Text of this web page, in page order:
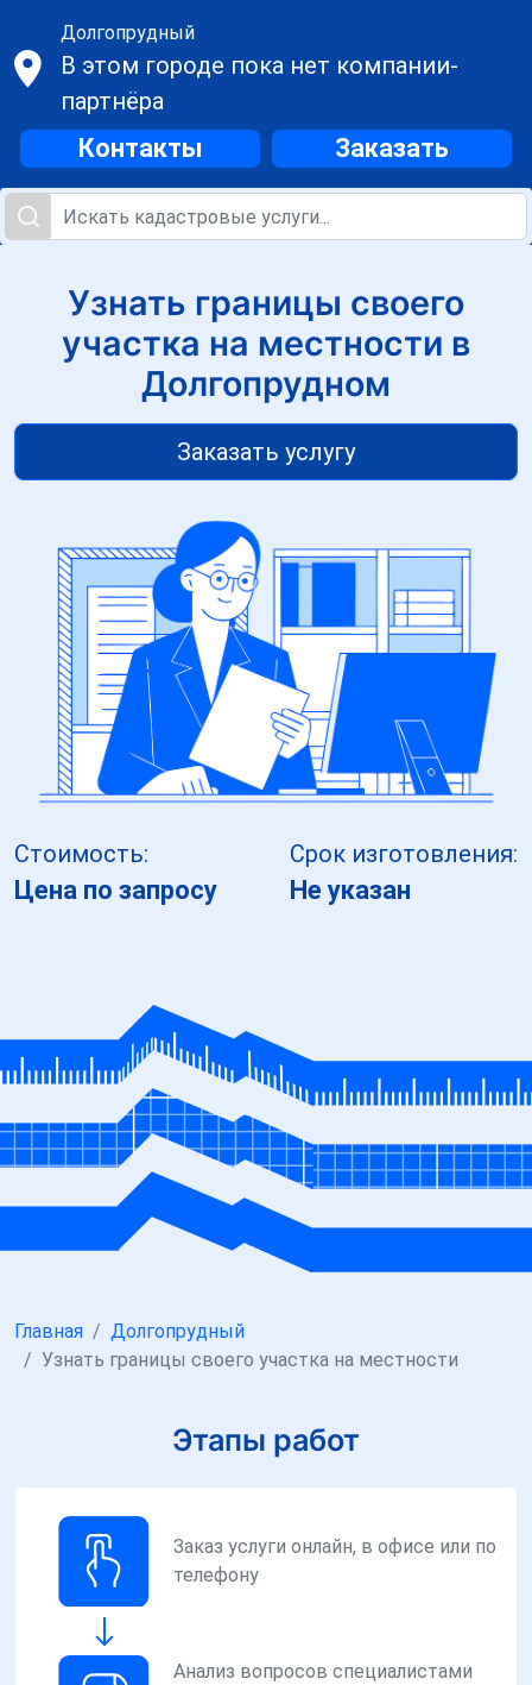
Долгопрудный
В этом городе пока нет компании-
партнёра
Контакты Заказать
Узнать границы своего
участка на местности в
Долгопрудном
Заказать услугу
Стоимость:
Цена по запросу
Срок изготовления:
Не указан
Главная
Долгопрудный
Узнать границы своего участка на местности
Этапы работ
Заказ услуги онлайн, в офисе или по
телефону
Анализ вопросов специалистами